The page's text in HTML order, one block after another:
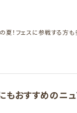
夏！フェスに参戦する方
もおすすめのニ